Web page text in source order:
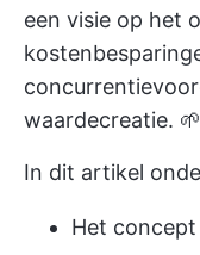
een visie op het
waardecreatie. 🌱
In dit artikel
Het